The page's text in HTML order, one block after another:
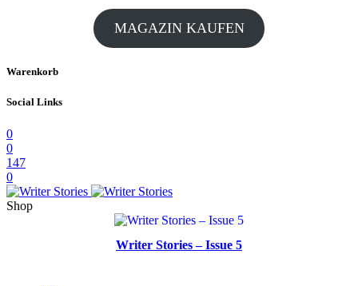
MAGAZIN KAUFEN
Warenkorb
Social Links
0
0
147
0
Shop
Writer Stories – Issue 5